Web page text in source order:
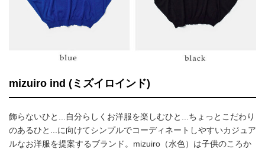
mizuiro ind (ミズイロインド)
飾らないひと...自分らしくお洋服を楽しむひと...ちょっとこだわり
のあるひと...に向けてシンプルでコーディネートしやすいカジュア
ルなお洋服を提案するブランド。mizuiro（水色）は子供のころか